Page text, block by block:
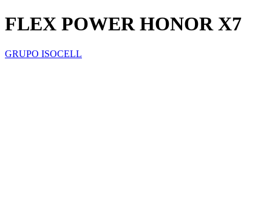
FLEX POWER HONOR X7
GRUPO ISOCELL